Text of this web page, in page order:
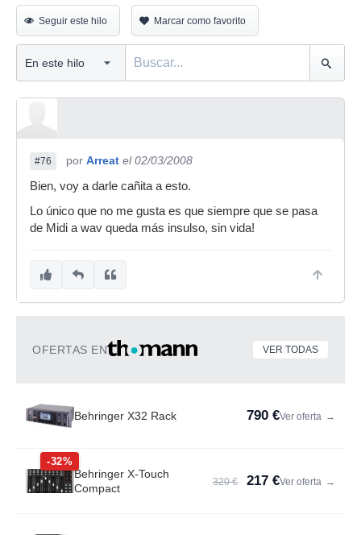
Seguir este hilo Marcar como favorito
#76 por Arreat el 02/03/2008
Bien, voy a darle cañita a esto.
Lo único que no me gusta es que siempre que se pasa
de Midi a wav queda más insulso, sin vida!
OFERTAS EN VER TODAS
Behringer X32 Rack 790 €Ver oferta →
-32%
Behringer X-Touch
Compact
320 € 217 €Ver oferta →